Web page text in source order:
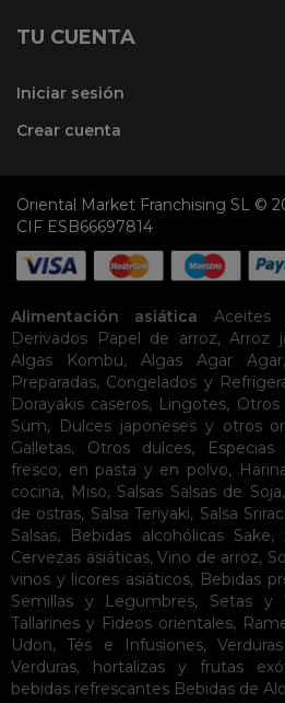
TU CUENTA
Iniciar sesión
Crear cuenta
Oriental Market Franchising SL ©
CIF ESB66697814
Alimentación asiática Aceites
Derivados
Papel de arroz, Arroz
Algas Kombu, Algas Agar Agar
Preparadas, Congelados y
Dorayakis caseros, Lingotes, Otros
Sum, Dulces japoneses y otros
Galletas, Otros dulces,
fresco, en pasta y en polvo,
cocina, Miso, Salsas Salsas de Soja,
de ostras, Salsa Teriyaki, Salsa
Salsas, Bebidas alcohólicas Sake,
Cervezas asiáticas, Vino de arroz,
vinos y licores asiáticos, Bebidas
Semillas y Legumbres, Setas y
Tallarines y Fideos orientales,
Udon,Tés e Infusiones,
Verduras, hortalizas y frutas
bebidas refrescantes Bebidas de